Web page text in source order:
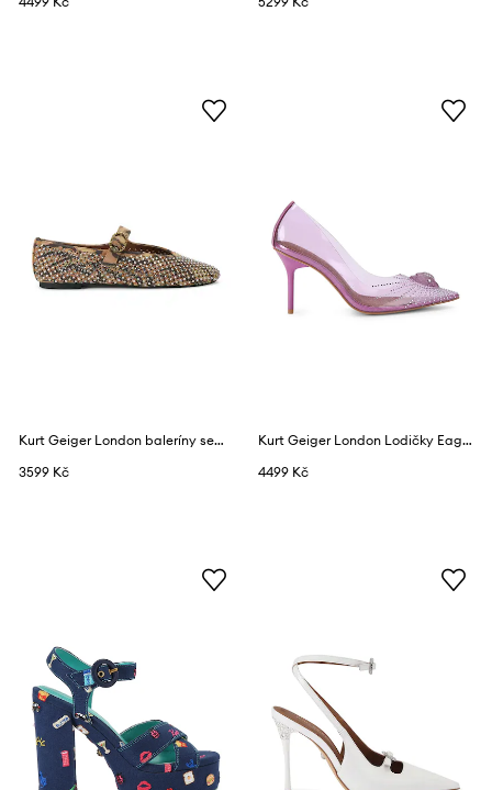
Kurt Geiger London baleríny semišové Mayfair Ballet Flat
3599 Kč
Kurt Geiger London Lodičky Eagle Vinyl Court Viola
4499 Kč